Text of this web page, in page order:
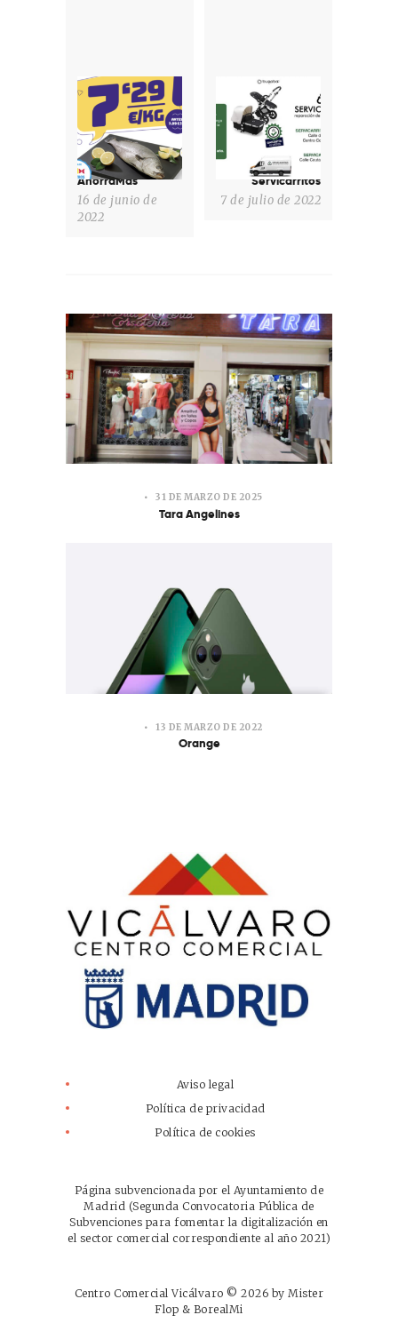
AhorraMas
16 de junio de
2022
Servicarritos
7 de julio de 2022
31 DE MARZO DE 2025
Tara Angelines
13 DE MARZO DE 2022
Orange
Aviso legal
Política de privacidad
Política de cookies
Página subvencionada por el Ayuntamiento de
Madrid (Segunda Convocatoria Pública de
Subvenciones para fomentar la digitalización en
el sector comercial correspondiente al año 2021)
Centro Comercial Vicálvaro © 2026 byMister
Flop & BorealMi